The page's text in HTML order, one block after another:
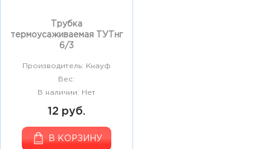
Трубка
термоусаживаемая ТУТнг
6/3
Производитель: Кнауф
Вес:
В наличии: Нет
12 руб.
В КОРЗИНУ